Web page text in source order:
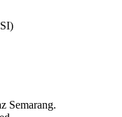
Semarang.